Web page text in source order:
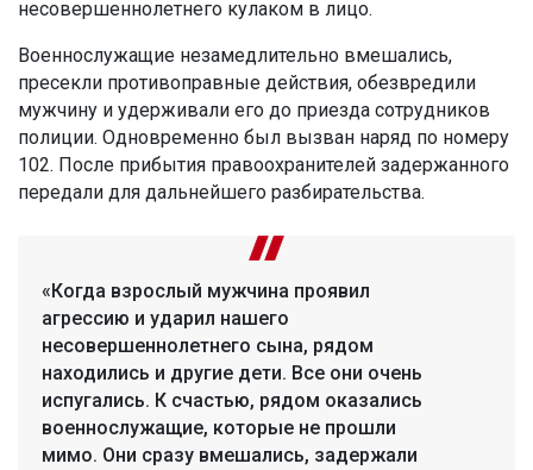
несовершеннолетнего кулаком в лицо.
Военнослужащие незамедлительно вмешались,
пресекли противоправные действия, обезвредили
мужчину и удерживали его до приезда сотрудников
полиции. Одновременно был вызван наряд по номеру
102. После прибытия правоохранителей задержанного
передали для дальнейшего разбирательства.
«Когда взрослый мужчина проявил
агрессию и ударил нашего
несовершеннолетнего сына, рядом
находились и другие дети. Все они очень
испугались. К счастью, рядом оказались
военнослужащие, которые не прошли
мимо. Они сразу вмешались, задержали